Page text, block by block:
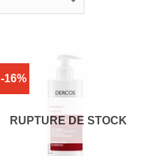
-16%
RUPTURE DE STOCK